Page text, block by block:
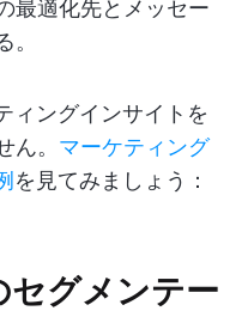
最適化先とメッセー
ィングインサイトを
。 マーケティング
を見てみましょう：
グメンテー